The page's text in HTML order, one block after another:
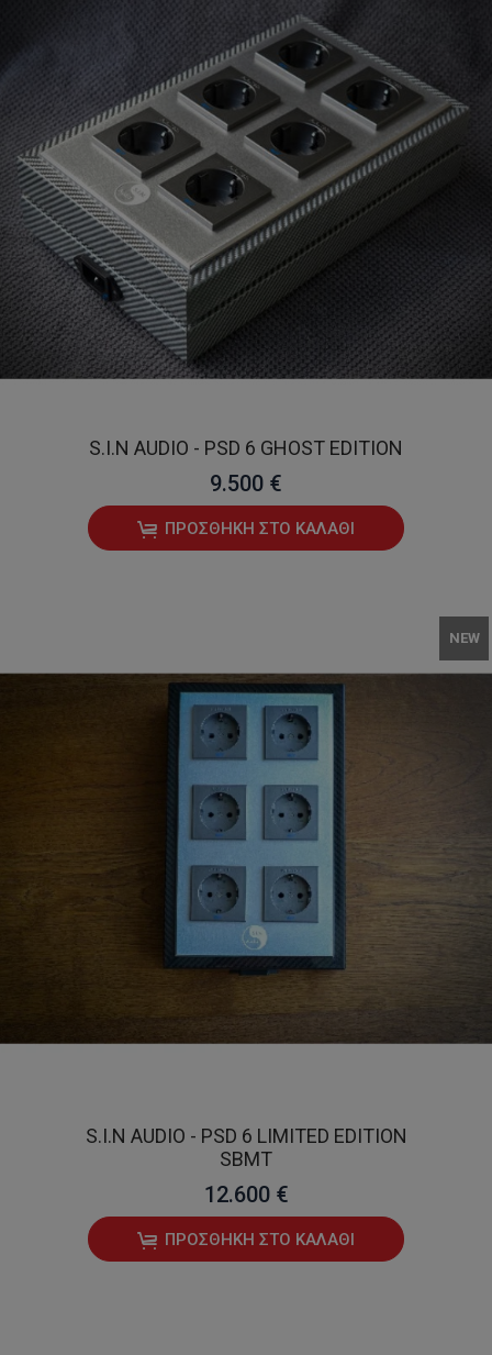
S.I.N AUDIO - PSD 6 GHOST EDITION
9.500 €
ΠΡΟΣΘΉΚΗ ΣΤΟ ΚΑΛΆΘΙ
NEW
S.I.N AUDIO - PSD 6 LIMITED EDITION
SBMT
12.600 €
ΠΡΟΣΘΉΚΗ ΣΤΟ ΚΑΛΆΘΙ